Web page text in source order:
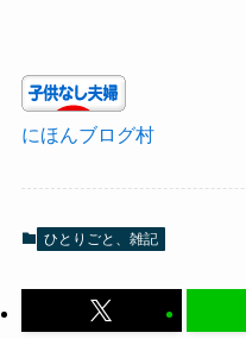
にほんブログ村
ひとりごと、雑記